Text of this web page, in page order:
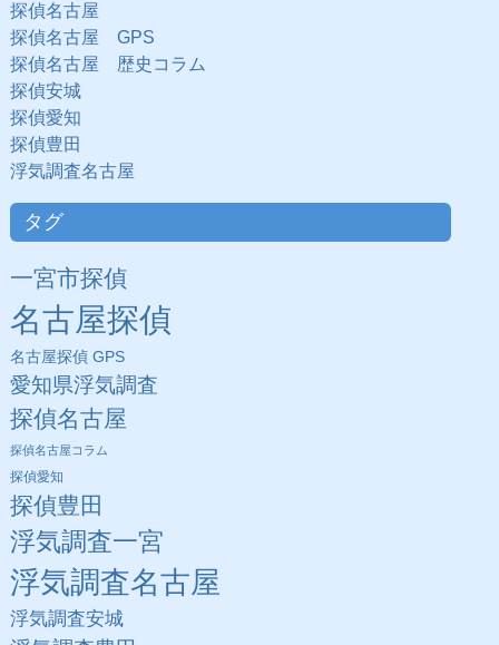
探偵名古屋
探偵名古屋 GPS
探偵名古屋 歴史コラム
探偵安城
探偵愛知
探偵豊田
浮気調査名古屋
タグ
一宮市探偵
名古屋探偵
名古屋探偵 GPS
愛知県浮気調査
探偵名古屋
探偵名古屋コラム
探偵愛知
探偵豊田
浮気調査一宮
浮気調査名古屋
浮気調査安城